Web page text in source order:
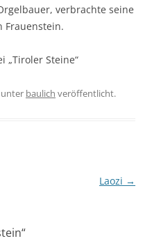
verbrachte seine
Frauenstein.
„Tiroler Steine“
unter baulich veröffentlicht.
Laozi →
“